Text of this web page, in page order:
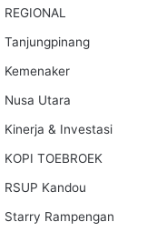
REGIONAL
Tanjungpinang
Kemenaker
Nusa Utara
Kinerja & Investasi
KOPI TOEBROEK
RSUP Kandou
Starry Rampengan